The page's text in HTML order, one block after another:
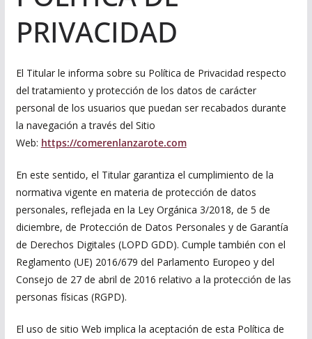
PRIVACIDAD
El Titular le informa sobre su Política de Privacidad respecto
del tratamiento y protección de los datos de carácter
personal de los usuarios que puedan ser recabados durante
la navegación a través del Sitio
Web: https://comerenlanzarote.com
En este sentido, el Titular garantiza el cumplimiento de la
normativa vigente en materia de protección de datos
personales, reflejada en la Ley Orgánica 3/2018, de 5 de
diciembre, de Protección de Datos Personales y de Garantía
de Derechos Digitales (LOPD GDD). Cumple también con el
Reglamento (UE) 2016/679 del Parlamento Europeo y del
Consejo de 27 de abril de 2016 relativo a la protección de las
personas físicas (RGPD).
El uso de sitio Web implica la aceptación de esta Política de